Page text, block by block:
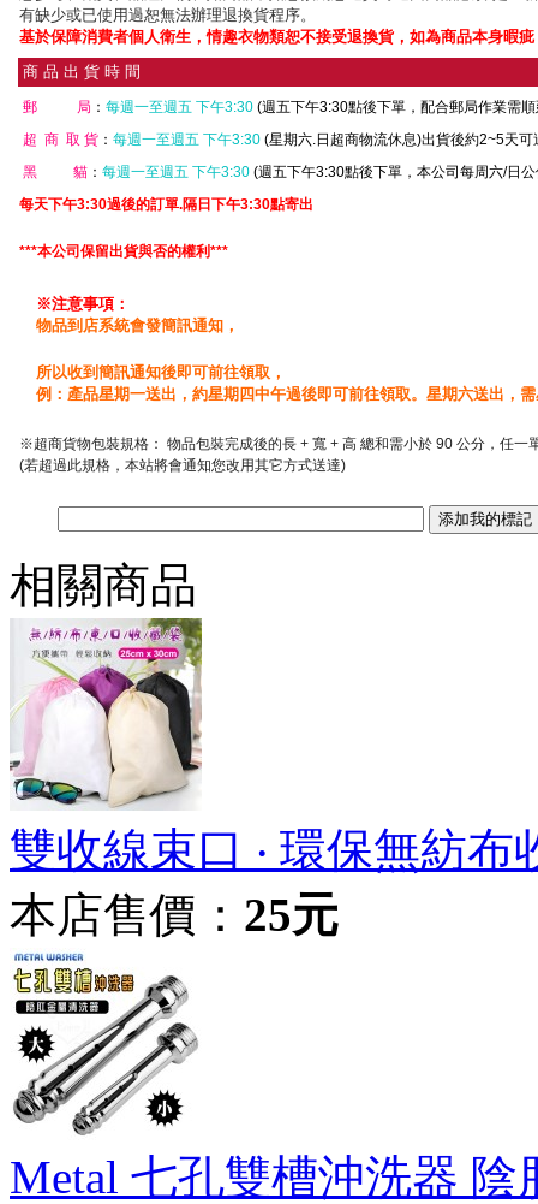
有缺少或已使用過恕無法辦理退換貨程序。
基於保障消費者個人衛生，情趣衣物類恕不接受退換貨，如為商品本身暇
商 品 出 貨 時 間
郵 局 ： 每週一至週五 下午3:30 (週五下午3:30點後下單，配合郵局作業需
超 商 取 貨 ： 每週一至週五 下午3:30 (星期六.日超商物流休息)出貨後約2~5天可
黑 貓 ： 每週一至週五 下午3:30 (週五下午3:30點後下單，本公司每周六/日
每天下午3:30過後的訂單.隔日下午3:30點寄出
***本公司保留出貨與否的權利***
※注意事項：
物品到店系統會發簡訊通知，
所以收到簡訊通知後即可前往領取，
例：產品星期一送出，約星期四中午過後即可前往領取。星期六送出，
※超商貨物包裝規格： 物品包裝完成後的長 + 寬 + 高 總和需小於 90 公分，任一
(若超過此規格，本站將會通知您改用其它方式送達)
相關商品
雙收線束口 ‧ 環保無紡布
本店售價： 25元
Metal 七孔雙槽沖洗器